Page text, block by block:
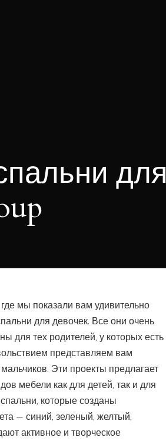
для
мы показали вам удивительно
для девочек. Все они очень
для тех родителей, у которых есть
представляем вам
Эти проекты предлагает
мебели как для детей, так и для
которые созданы
— синий, зеленый, желтый,
активное и творческое